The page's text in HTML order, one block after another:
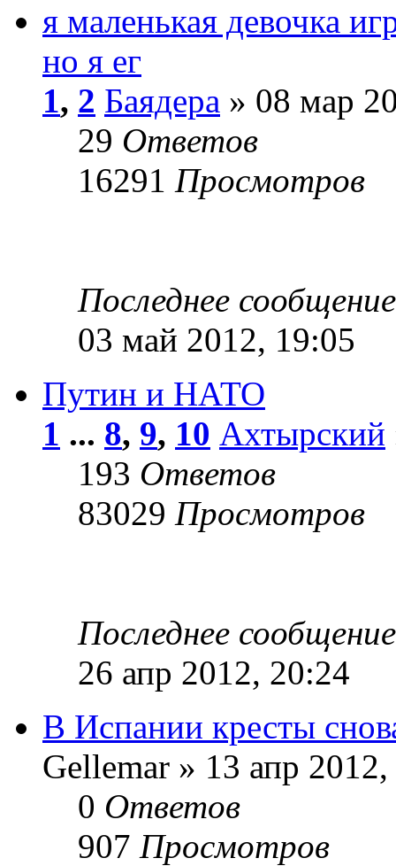
я маленькая девочка
но я ег
1, 2 Баядера » 08 мар
29 Ответов
16291 Просмотров
Последнее
03 май 2012, 19:05
Путин и НАТО
1 ... 8, 9, 10 Ахтырский
193 Ответов
83029 Просмотров
Последнее
26 апр 2012, 20:24
В Испании кресты
Gellemar » 13 апр
0 Ответов
907 Просмотров